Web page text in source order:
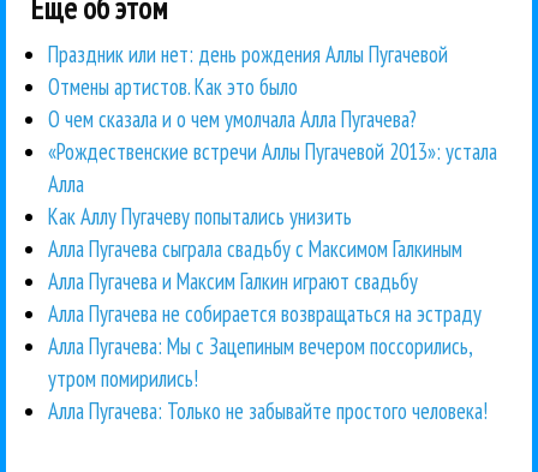
Праздник или нет: день рождения Аллы Пугачевой
Отмены артистов. Как это было
О чем сказала и о чем умолчала Алла Пугачева?
«Рождественские встречи Аллы Пугачевой 2013»: устала
Алла
Как Аллу Пугачеву попытались унизить
Алла Пугачева сыграла свадьбу с Максимом Галкиным
Алла Пугачева и Максим Галкин играют свадьбу
Алла Пугачева не собирается возвращаться на эстраду
Алла Пугачева: Мы с Зацепиным вечером поссорились,
утром помирились!
Алла Пугачева: Только не забывайте простого человека!